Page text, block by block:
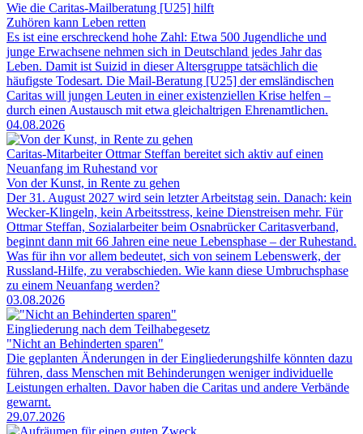
Wie die Caritas-Mailberatung [U25] hilft
Zuhören kann Leben retten
Es ist eine erschreckend hohe Zahl: Etwa 500 Jugendliche und
junge Erwachsene nehmen sich in Deutschland jedes Jahr das
Leben. Damit ist Suizid in dieser Altersgruppe tatsächlich die
häufigste Todesart. Die Mail-Beratung [U25] der emsländischen
Caritas will jungen Leuten in einer existenziellen Krise helfen –
durch einen Austausch mit etwa gleichaltrigen Ehrenamtlichen.
04.08.2026
Caritas-Mitarbeiter Ottmar Steffan bereitet sich aktiv auf einen
Neuanfang im Ruhestand vor
Von der Kunst, in Rente zu gehen
Der 31. August 2027 wird sein letzter Arbeitstag sein. Danach: kein
Wecker-Klingeln, kein Arbeitsstress, keine Dienstreisen mehr. Für
Ottmar Steffan, Sozialarbeiter beim Osnabrücker Caritasverband,
beginnt dann mit 66 Jahren eine neue Lebensphase – der Ruhestand.
Was für ihn vor allem bedeutet, sich von seinem Lebenswerk, der
Russland-Hilfe, zu verabschieden. Wie kann diese Umbruchsphase
zu einem Neuanfang werden?
03.08.2026
Eingliederung nach dem Teilhabegesetz
"Nicht an Behinderten sparen"
Die geplanten Änderungen in der Eingliederungshilfe könnten dazu
führen, dass Menschen mit Behinderungen weniger individuelle
Leistungen erhalten. Davor haben die Caritas und andere Verbände
gewarnt.
29.07.2026